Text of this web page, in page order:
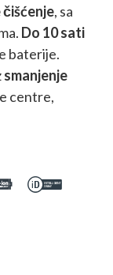
čišćenje, sa
Do 10 sati
baterije.
smanjenje
centre,